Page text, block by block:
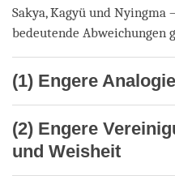
Sakya, Kagyü und Nyingma
bedeutende Abweichungen
(1) Engere
(2) Engere
und Weisheit